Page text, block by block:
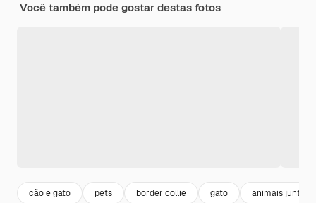
Você também pode gostar destas fotos
cão e gato pets border collie gato animais juntos